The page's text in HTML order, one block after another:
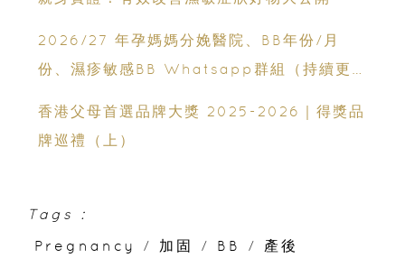
2026/27 年孕媽媽分娩醫院、BB年份/月
份、濕疹敏感BB Whatsapp群組（持續更
香港父母首選品牌大獎 2025-2026｜得獎品
牌巡禮（上）
Tags :
Pregnancy
/ 加固 / BB / 產後